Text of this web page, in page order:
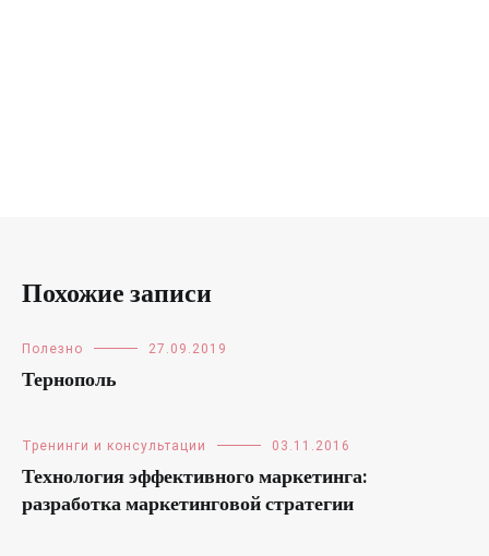
Похожие записи
Полезно 27.09.2019
Тернополь
Тренинги и консультации 03.11.2016
Технология эффективного маркетинга:
разработка маркетинговой стратегии